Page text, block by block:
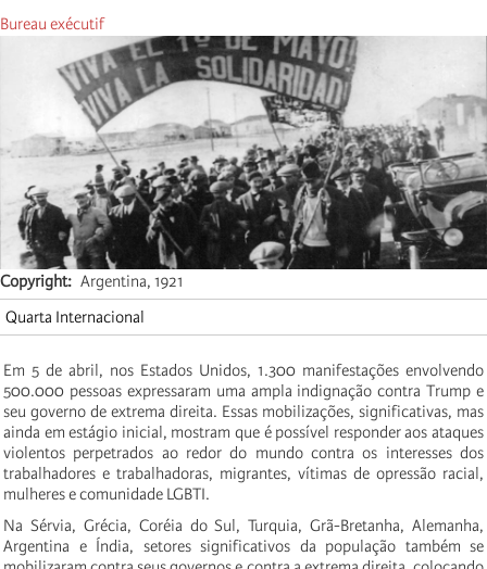
Bureau exécutif
Copyright
Argentina, 1921
Quarta Internacional
Em 5 de abril, nos Estados Unidos, 1.300 manifestações envolvendo
500.000 pessoas expressaram uma ampla indignação contra Trump e
seu governo de extrema direita. Essas mobilizações, significativas, mas
ainda em estágio inicial, mostram que é possível responder aos ataques
violentos perpetrados ao redor do mundo contra os interesses dos
trabalhadores e trabalhadoras, migrantes, vítimas de opressão racial,
mulheres e comunidade LGBTI.
Na Sérvia, Grécia, Coréia do Sul, Turquia, Grã-Bretanha, Alemanha,
Argentina e Índia, setores significativos da população também se